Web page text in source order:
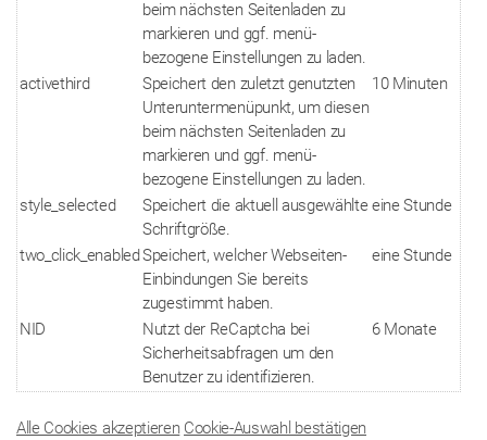
beim nächsten Seitenladen zu
markieren und ggf. menü-
bezogene Einstellungen zu laden.
activethird
Speichert den zuletzt genutzten
Unteruntermenüpunkt, um diesen
beim nächsten Seitenladen zu
markieren und ggf. menü-
bezogene Einstellungen zu laden.
10 Minuten
style_selected
Speichert die aktuell ausgewählte
Schriftgröße.
eine Stunde
two_click_enabledSpeichert, welcher Webseiten-
Einbindungen Sie bereits
zugestimmt haben.
eine Stunde
NID
Nutzt der ReCaptcha bei
Sicherheitsabfragen um den
Benutzer zu identifizieren.
6 Monate
Alle Cookies akzeptieren Cookie-Auswahl bestätigen